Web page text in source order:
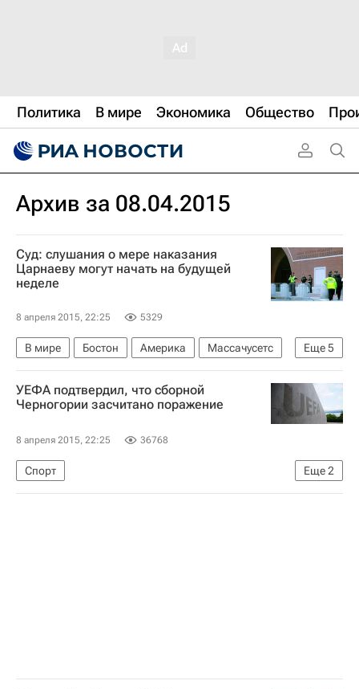
Политика В мире Экономика Общество
Архив за 08.04.2015
Суд: слушания о мере наказания
Царнаеву могут начать на будущей
неделе
8 апреля 2015, 22:25 5329
Еще5
В мире Бостон Америка
Массачусетс
Весь мир
Северная Америка
США
Джохар Царнаев
УЕФА подтвердил, что сборной
Черногории засчитано поражение
8 апреля 2015, 22:25 36768
Еще2
Спорт
Инцидент на матче между сборными России и Черногории